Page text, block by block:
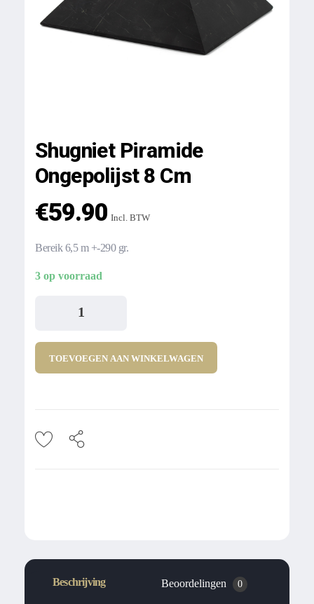
Shugniet Piramide
Ongepolijst 8 Cm
€59.90 Incl. BTW
Bereik 6,5 m +-290 gr.
3 op voorraad
TOEVOEGEN AAN WINKELWAGEN
Beschrijving Beoordelingen 0